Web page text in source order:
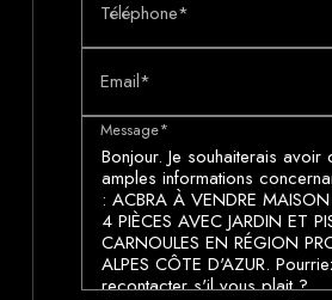
Téléphone*
Email*
Message*